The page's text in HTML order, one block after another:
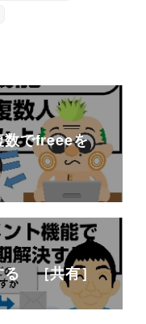
数でfreeeを
る ［共有］